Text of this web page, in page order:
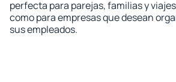
perfecta para parejas, familias y
como para empresas que desean
sus empleados.